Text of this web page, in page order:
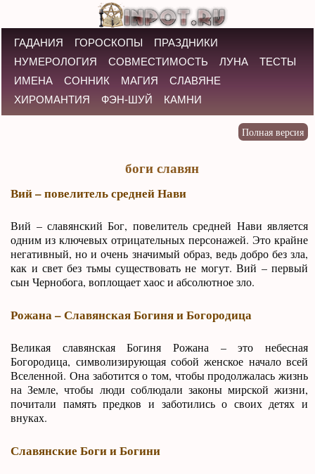
ГАДАНИЯ ГОРОСКОПЫ
ПРАЗДНИКИ
НУМЕРОЛОГИЯ
СОВМЕСТИМОСТЬ ЛУНА
ТЕСТЫ
ИМЕНА
СОННИК МАГИЯ
СЛАВЯНЕ
ХИРОМАНТИЯ
ФЭН-ШУЙ КАМНИ
боги славян
Вий – повелитель средней Нави
Вий – славянский Бог, повелитель средней Нави является
одним из ключевых отрицательных персонажей. Это крайне
негативный, но и очень значимый образ, ведь добро без зла,
как и свет без тьмы существовать не могут. Вий – первый
сын Чернобога, воплощает хаос и абсолютное зло.
Рожана – Славянская Богиня и Богородица
Великая славянская Богиня Рожана – это небесная
Богородица, символизирующая собой женское начало всей
Вселенной. Она заботится о том, чтобы продолжалась жизнь
на Земле, чтобы люди соблюдали законы мирской жизни,
почитали память предков и заботились о своих детях и
внуках.
Славянские Боги и Богини